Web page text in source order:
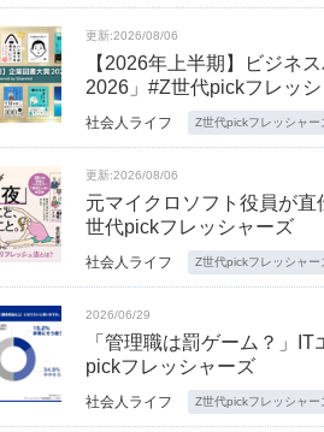
更新:2026/08/06
【2026年上半期】ビジネ
2026」#Z世代pickフレッ
社会人ライフ Z世代pickフレッシャー
更新:2026/08/06
元マイクロソフト役員が
世代pickフレッシャーズ
社会人ライフ Z世代pickフレッシャー
2026/06/29
「管理職は罰ゲーム？」
pickフレッシャーズ
社会人ライフ Z世代pickフレッシャー